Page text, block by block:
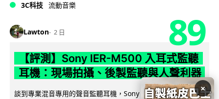
3C科技 流動音樂
Lawton 2 日 89
【評測】Sony IER-M500 入耳式監聽
耳機：現場拍攝、後製監聽與人聲利器
談到專業混音專用的聲音監聽耳機，Sony 經典 MDR-7506 到×